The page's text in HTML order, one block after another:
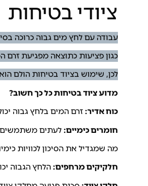
ציודי בטיחות
עבודה עם לחץ מים גבוה כרוכה
כגון פציעות כתוצאה מפגיעת זרם
לכן, שימוש בציוד בטיחות הולם
מדוע ציוד בטיחות כל כך חשוב?
כוח אדיר: זרם המים בלחץ גבוה
חומרים כימיים: לעתים משתמשים
מה שמגדיל את הסיכון לכוויות
חלקיקים מרחפים: הלחץ הגבוה